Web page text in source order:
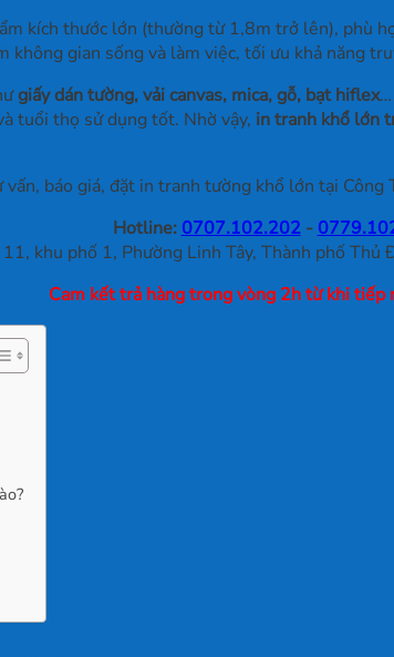
kích thước lớn (thường từ 1,8m trở lên), phù
không gian sống và làm việc, tối ưu khả năng
giấy dán tường, vải canvas, mica, gỗ, bạt hiflex…
tuổi thọ sử dụng tốt. Nhờ vậy, in tranh khổ lớn
vấn, báo giá, đặt in tranh tường khổ lớn tại
Hotline: 0707.102.202-
khu phố 1, Phường Linh Tây, Thành phố Thủ
Cam kết trả hàng trong vòng 2h từ khi tiếp